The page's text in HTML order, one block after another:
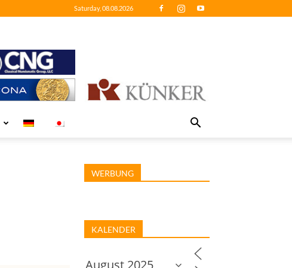
Saturday, 08.08.2026
WERBUNG
KALENDER